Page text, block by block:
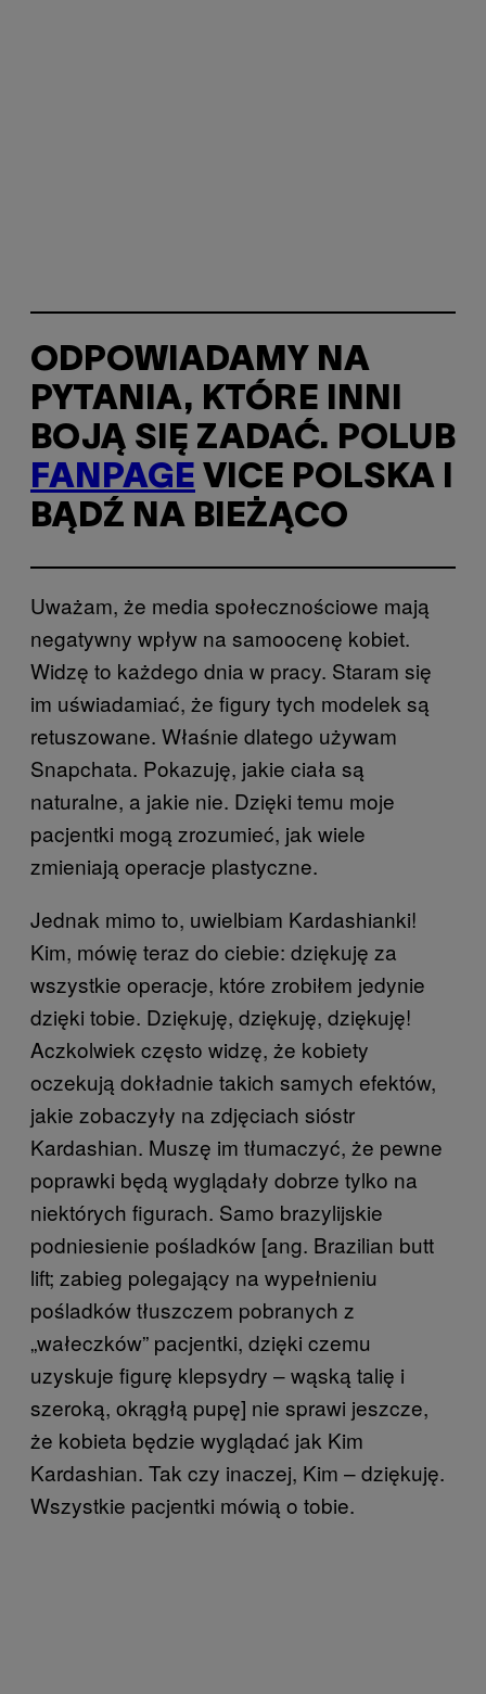
ODPOWIADAMY NA
PYTANIA, KTÓRE INNI
BOJĄ SIĘ ZADAĆ. POLUB
FANPAGE VICE POLSKA I
BĄDŹ NA BIEŻĄCO
Uważam, że media społecznościowe mają
negatywny wpływ na samoocenę kobiet.
Widzę to każdego dnia w pracy. Staram się
im uświadamiać, że figury tych modelek są
retuszowane. Właśnie dlatego używam
Snapchata. Pokazuję, jakie ciała są
naturalne, a jakie nie. Dzięki temu moje
pacjentki mogą zrozumieć, jak wiele
zmieniają operacje plastyczne.
Jednak mimo to, uwielbiam Kardashianki!
Kim, mówię teraz do ciebie: dziękuję za
wszystkie operacje, które zrobiłem jedynie
dzięki tobie. Dziękuję, dziękuję, dziękuję!
Aczkolwiek często widzę, że kobiety
oczekują dokładnie takich samych efektów,
jakie zobaczyły na zdjęciach sióstr
Kardashian. Muszę im tłumaczyć, że pewne
poprawki będą wyglądały dobrze tylko na
niektórych figurach. Samo brazylijskie
podniesienie pośladków [ang. Brazilian butt
lift; zabieg polegający na wypełnieniu
pośladków tłuszczem pobranych z
„wałeczków” pacjentki, dzięki czemu
uzyskuje figurę klepsydry – wąską talię i
szeroką, okrągłą pupę] nie sprawi jeszcze,
że kobieta będzie wyglądać jak Kim
Kardashian. Tak czy inaczej, Kim – dziękuję.
Wszystkie pacjentki mówią o tobie.